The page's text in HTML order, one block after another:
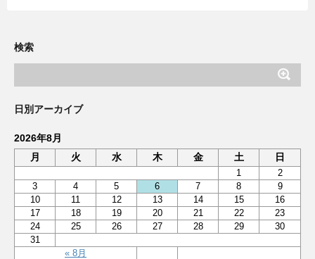
検索
日別アーカイブ
2026年8月
月
火 水 木 金 土 日
« 8月
1
2
3
4 5 6 7 8
9
10
11 12 13 14 15
16
17
18 19 20 21 22
23
24
25 26 27 28 29
30
31